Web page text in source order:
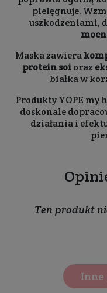
pielęgnuje.
uszkodzeniami,
Maska zawiera
protein soioraz
białka w
Produkty YOPE my
doskonale
działania i
Ten produkt
Inne